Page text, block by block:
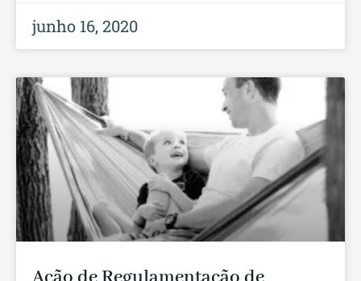
junho 16, 2020